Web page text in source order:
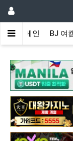
메인 BJ 여